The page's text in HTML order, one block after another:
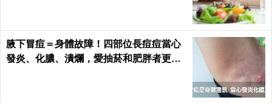
腋下冒痘＝身體故障！四部位長痘痘當心
發炎、化膿、潰爛，愛抽菸和肥胖者更要